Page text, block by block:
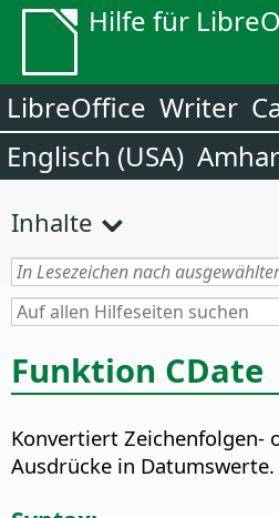
Hilfe für
LibreOffice Writer
Englisch (USA)
Inhalte
Funktion CDate
Konvertiert Zeichenfolgen-
Ausdrücke in Datumswerte.